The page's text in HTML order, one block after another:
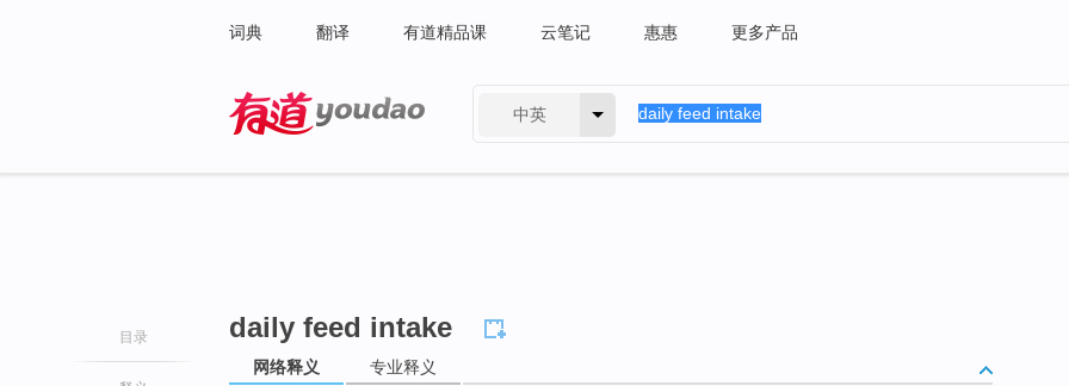
词典 翻译 有道精品课 云笔记 惠惠 更多产品
中英
目录 daily feed intake
网络释义 专业释义